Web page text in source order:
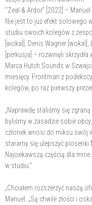
“Zeal & Ardor” [2022] – Manuel
Nie jest to już efekt solowego
studiu swoich kolegów z
[wokal], Denis Wagner
[perkusja] – rozwinęli
Marca Hutch Sounds w
miesięcy. Frontman z
kolegów, po raz pierwszy
„Naprawdę staliśmy się
byliśmy w zasadzie sobie
członek wnosi do miksu swój
staramy się ulepszyć piosenki
Najciekawszą częścią dla
w studiu.”
„Chciałem rozszerzyć naszą
Manuel. „Są chwile złości i